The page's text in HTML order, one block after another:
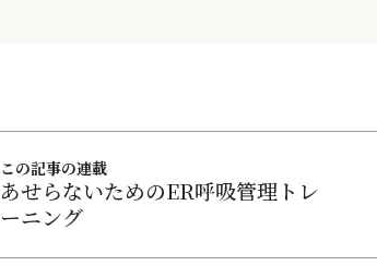
この記事の連載
あせらないためのER呼吸管理トレ
ーニング